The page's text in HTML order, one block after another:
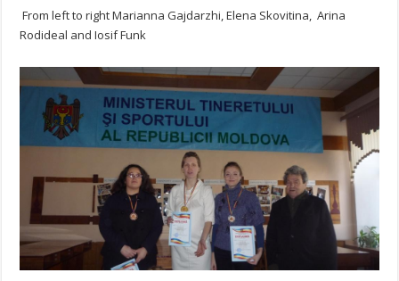
From left to right Marianna Gajdarzhi, Elena Skovitina, Arina
Rodideal and Iosif Funk